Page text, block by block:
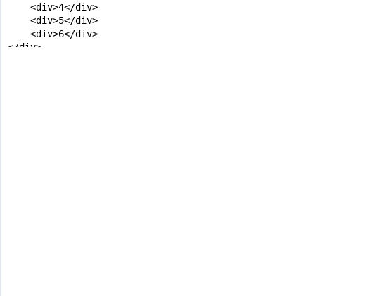
    <div>4</div>
    <div>5</div>
    <div>6</div>
</div>